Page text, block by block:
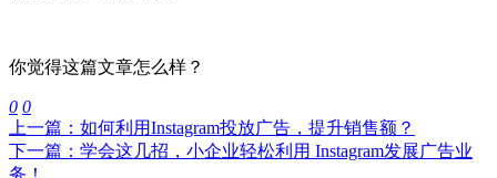
你觉得这篇文章怎么样？
0 0
上一篇：如何利用Instagram投放广告，提升销售额？
下一篇：学会这几招，小企业轻松利用 Instagram发展广告业